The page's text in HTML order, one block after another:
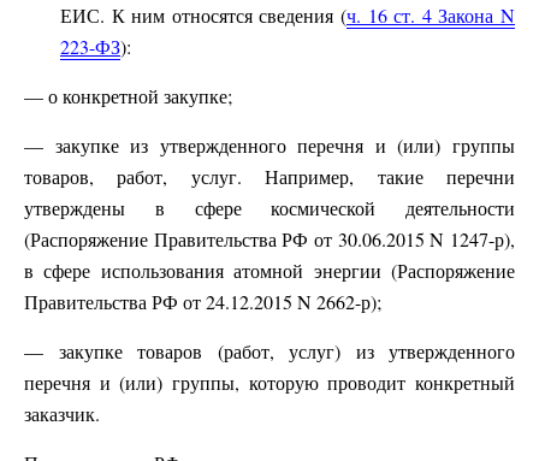
ЕИС. К ним относятся сведения (ч. 16 ст. 4 Закона N
223-ФЗ):
— о конкретной закупке;
— закупке из утвержденного перечня и (или) группы
товаров, работ, услуг. Например, такие перечни
утверждены в сфере космической деятельности
(Распоряжение Правительства РФ от 30.06.2015 N 1247-р),
в сфере использования атомной энергии (Распоряжение
Правительства РФ от 24.12.2015 N 2662-р);
— закупке товаров (работ, услуг) из утвержденного
перечня и (или) группы, которую проводит конкретный
заказчик.